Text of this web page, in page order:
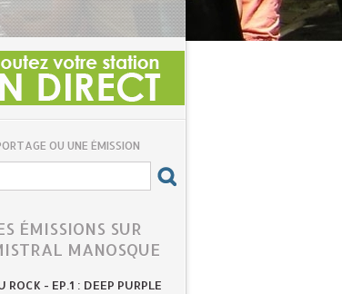
OU UNE ÉMISSION
ÉMISSIONS SUR
MANOSQUE
ROCK - EP.1 : DEEP PURPLE